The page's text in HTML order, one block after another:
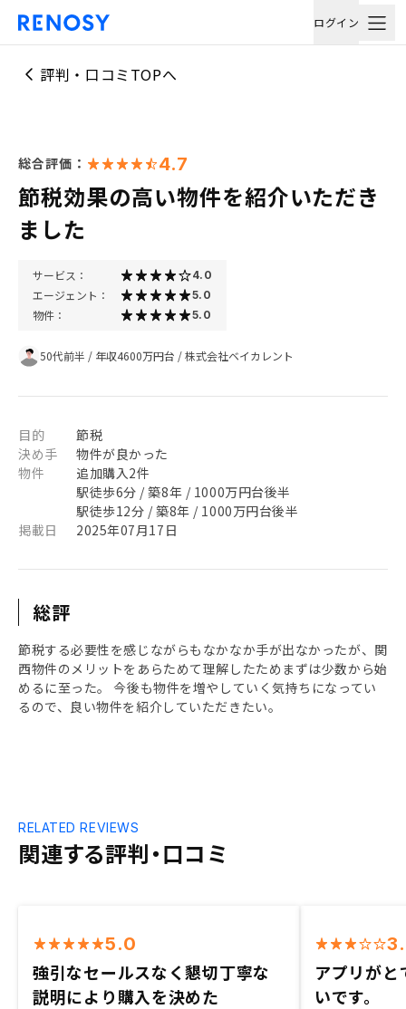
ログイン
評判・口コミTOPへ
総合評価： 4.7
節税効果の高い物件を紹介いただき
ました
サービス： 4.0
エージェント： 5.0
物件： 5.0
50代前半 / 年収4600万円台 /株式会社ベイカレント
目的
節税
決め手
物件が良かった
物件
追加購入2件
駅徒歩6分 / 築8年 / 1000万円台後半
駅徒歩12分 / 築8年 / 1000万円台後半
掲載日
2025年07月17日
総評
節税する必要性を感じながらもなかなか手が出なかったが、関
西物件のメリットをあらためて理解したためまずは少数から始
めるに至った。 今後も物件を増やしていく気持ちになってい
るので、良い物件を紹介していただきたい。
関連する評判・口コミ
RELATED REVIEWS
5.0
強引なセールスなく懇切丁寧な
説明により購入を決めた
アプリが
いです。